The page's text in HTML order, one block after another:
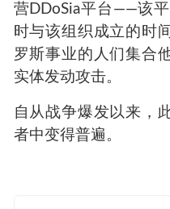
营DDoSia平台——该
时与该组织成立的时
罗斯事业的人们集合
实体发动攻击。
自从战争爆发以来，
者中变得普遍。